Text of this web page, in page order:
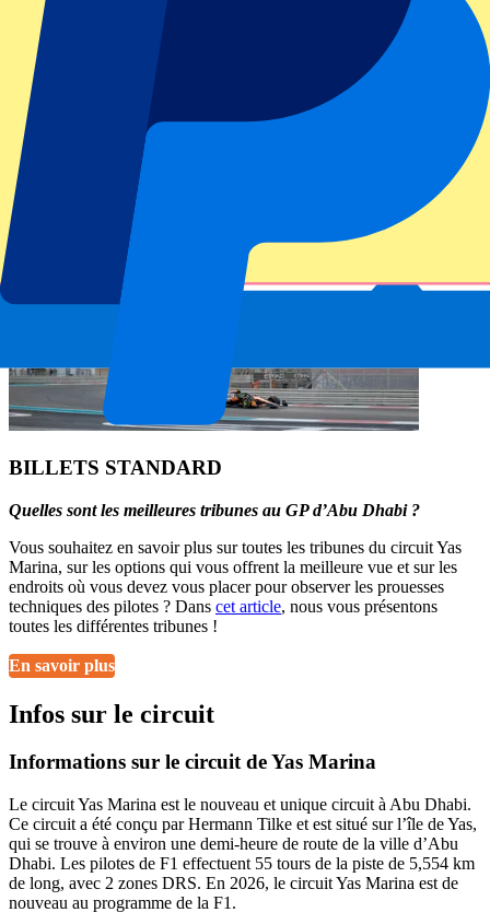
BILLETS STANDARD
Quelles sont les meilleures tribunes au GP d’Abu Dhabi ?
Vous souhaitez en savoir plus sur toutes les tribunes du circuit Yas
Marina, sur les options qui vous offrent la meilleure vue et sur les
endroits où vous devez vous placer pour observer les prouesses
techniques des pilotes ? Dans cet article, nous vous présentons
toutes les différentes tribunes !
En savoir plus
Infos sur le circuit
Informations sur le circuit de Yas Marina
Le circuit Yas Marina est le nouveau et unique circuit à Abu Dhabi.
Ce circuit a été conçu par Hermann Tilke et est situé sur l’île de Yas,
qui se trouve à environ une demi-heure de route de la ville d’Abu
Dhabi. Les pilotes de F1 effectuent 55 tours de la piste de 5,554 km
de long, avec 2 zones DRS. En 2026, le circuit Yas Marina est de
nouveau au programme de la F1.